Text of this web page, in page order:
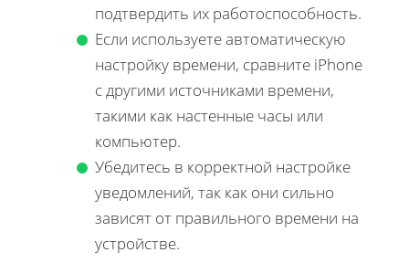
подтвердить их работоспособность.
Если используете автоматическую
настройку времени, сравните iPhone
с другими источниками времени,
такими как настенные часы или
компьютер.
Убедитесь в корректной настройке
уведомлений, так как они сильно
зависят от правильного времени на
устройстве.